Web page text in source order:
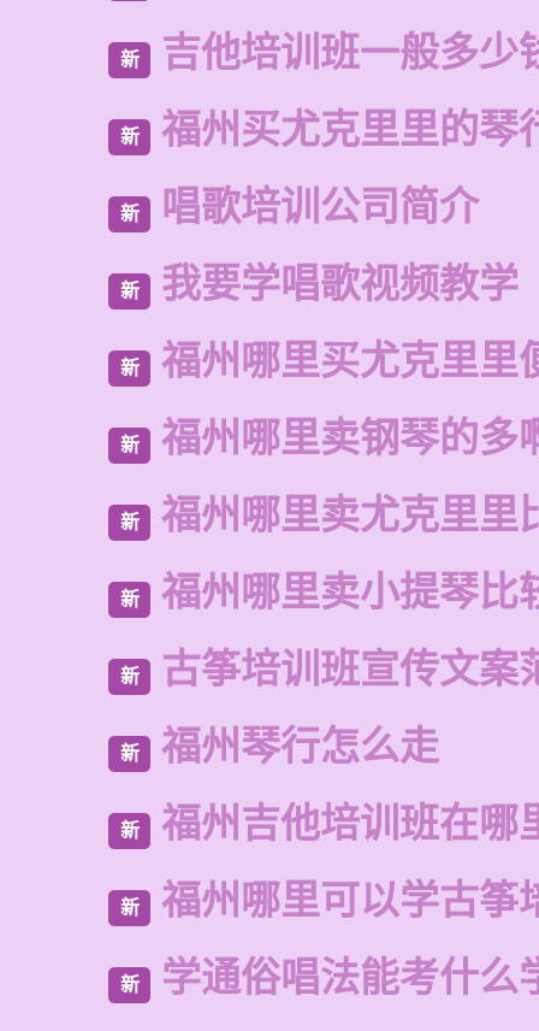
新 吉他培训班一般多少
新 福州买尤克里里的琴
新 唱歌培训公司简介
新 我要学唱歌视频教学
新 福州哪里买尤克里里
新 福州哪里卖钢琴的多
新 福州哪里卖尤克里里
新 福州哪里卖小提琴比
新 古筝培训班宣传文案
新 福州琴行怎么走
新 福州吉他培训班在哪
新 福州哪里可以学古筝
新 学通俗唱法能考什么